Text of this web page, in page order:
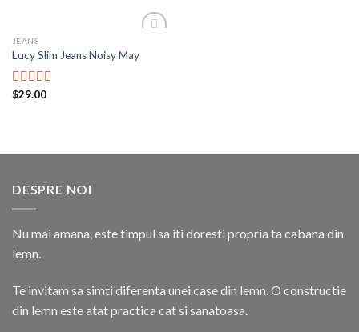
wishlist
JEANS
Lucy Slim Jeans Noisy May
Rated
$29.00
DESPRE NOI
Nu mai amana, este timpul sa iti doresti propria ta cabana din
lemn.
Te invitam sa simti diferenta unei case din lemn. O constructie
din lemn este atat practica cat si sanatoasa.